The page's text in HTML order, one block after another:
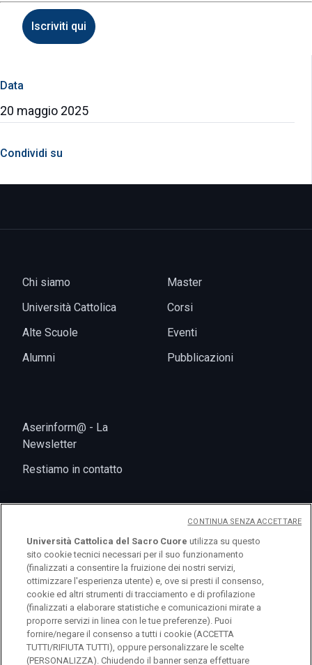
Data
20 maggio 2025
Condividi su
Iscriviti qui
Chi siamo
Università Cattolica
Alte Scuole
Alumni
Master
Corsi
Eventi
Pubblicazioni
Aserinform@ - La
Newsletter
Restiamo in contatto
logo UC
© Università Cattolica del Sacro Cuore Largo A.
Gemelli 1, 20123 Milano PI 02133120150
Università Cattolica del Sacro Cuore utilizza su questo
sito cookie tecnici necessari per il suo funzionamento
(finalizzati a consentire la fruizione dei nostri servizi,
ottimizzare l'esperienza utente) e, ove si presti il consenso,
cookie ed altri strumenti di tracciamento e di profilazione
(finalizzati a elaborare statistiche e comunicazioni mirate a
proporre servizi in linea con le tue preferenze). Puoi
fornire/negare il consenso a tutti i cookie (ACCETTA
TUTTI/RIFIUTA TUTTI), oppure personalizzare le scelte
(PERSONALIZZA). Chiudendo il banner senza effettuare
CONTINUA SENZA ACCETTARE